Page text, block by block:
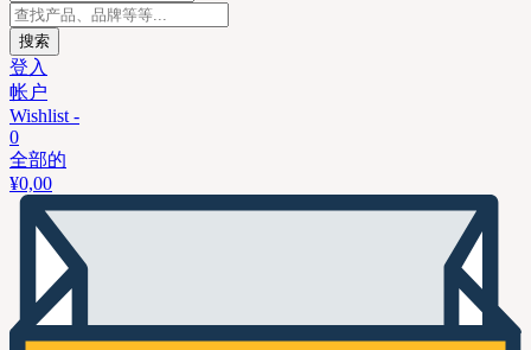
搜索
登入
帐户
Wishlist -
0
全部的
¥0,00